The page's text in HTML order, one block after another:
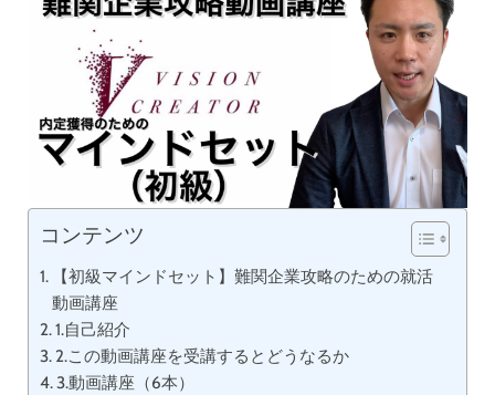
コンテンツ
【初級マインドセット】難関企業攻略のための就活
動画講座
1.自己紹介
2.この動画講座を受講するとどうなるか
3.動画講座（6本）